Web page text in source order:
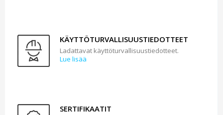
KÄYTTÖTURVALLISUUSTIEDOTTEET
Ladattavat käyttöturvallisuustiedotteet.
Lue lisää
SERTIFIKAATIT